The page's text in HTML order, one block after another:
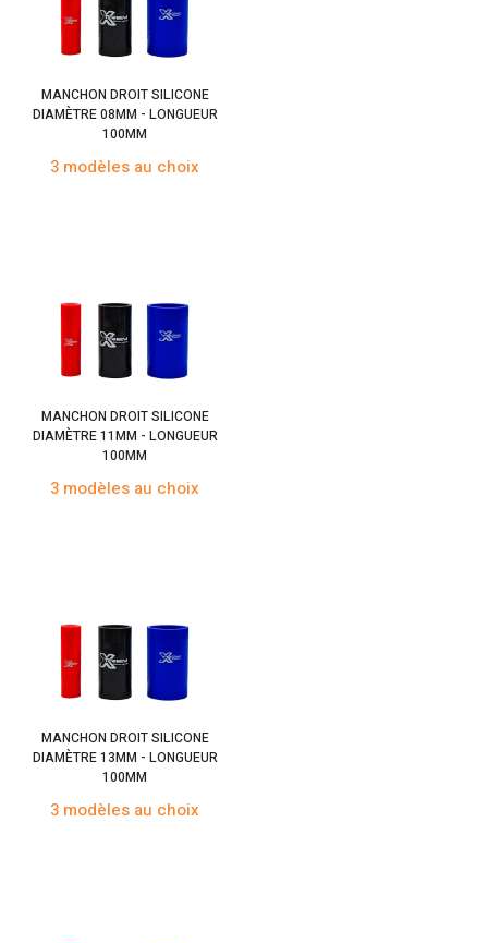
MANCHON DROIT SILICONE
DIAMÈTRE 08MM - LONGUEUR
100MM
3 modèles au choix
MANCHON DROIT SILICONE
DIAMÈTRE 11MM - LONGUEUR
100MM
3 modèles au choix
MANCHON DROIT SILICONE
DIAMÈTRE 13MM - LONGUEUR
100MM
3 modèles au choix